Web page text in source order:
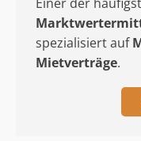
spezialisiert auf
Mietverträge.